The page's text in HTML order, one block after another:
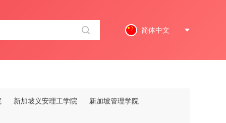
简体中文
新加坡义安理工学院
新加坡管理学院